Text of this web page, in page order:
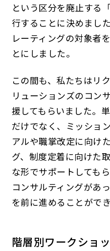
という区分を廃止する
行することに決めまし
レーティングの対象者
とにしました。
この間も、私たちはリ
リューションズのコン
援してもらいました。
だけでなく、ミッショ
アルや職掌改定に向け
グ、制度定着に向けた
な形でサポートしても
コンサルティングがあ
を前に進めることがで
階層別ワークショ